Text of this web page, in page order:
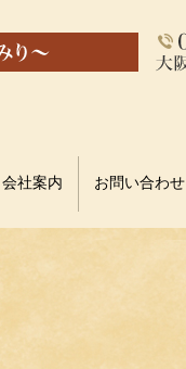
会社案内 お問い合わせ